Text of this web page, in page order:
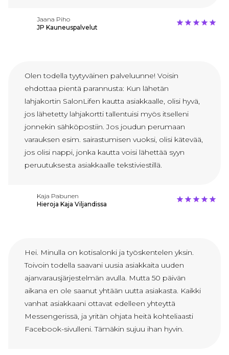
Jaana Piho
JP Kauneuspalvelut
Olen todella tyytyväinen palveluunne! Voisin
ehdottaa pientä parannusta: Kun lähetän
lahjakortin SalonLifen kautta asiakkaalle, olisi hyvä,
jos lähetetty lahjakortti tallentuisi myös itselleni
jonnekin sähköpostiin. Jos joudun perumaan
varauksen esim. sairastumisen vuoksi, olisi kätevää,
jos olisi nappi, jonka kautta voisi lähettää syyn
peruutuksesta asiakkaalle tekstiviestillä.
Kaja Pabunen
Hieroja Kaja Viljandissa
Hei. Minulla on kotisalonki ja työskentelen yksin.
Toivoin todella saavani uusia asiakkaita uuden
ajanvarausjärjestelmän avulla. Mutta 50 päivän
aikana en ole saanut yhtään uutta asiakasta. Kaikki
vanhat asiakkaani ottavat edelleen yhteyttä
Messengerissä, ja yritän ohjata heitä kohteliaasti
Facebook-sivulleni. Tämäkin sujuu ihan hyvin.